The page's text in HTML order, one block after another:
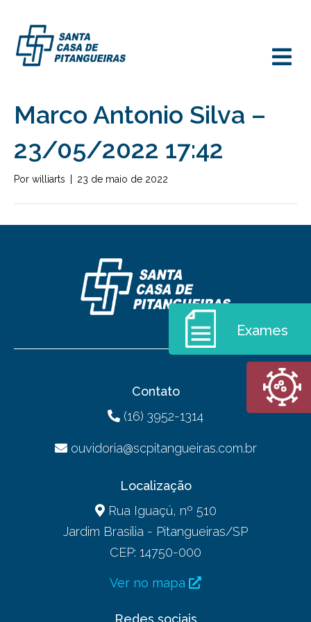
Marco Antonio Silva –
23/05/2022 17:42
Por williarts 23 de maio de 2022
Contato
(16) 3952-1314
ouvidoria@scpitangueiras.com.br
Localização
Rua Iguaçú, nº 510
Jardim Brasília - Pitangueiras/SP
CEP: 14750-000
Ver no mapa
Redes sociais
Exames